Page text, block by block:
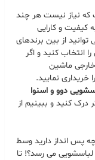
که نیاز نیست هر چند
کیفیت و کارایی
از بین برندهای
انتخاب کنید و اگر
ماشین
نمایید.
دوو و اسنوا
را بهتر درک کنید و ببینیم از
پس انداز دارید وسط
می رسد؟! تا